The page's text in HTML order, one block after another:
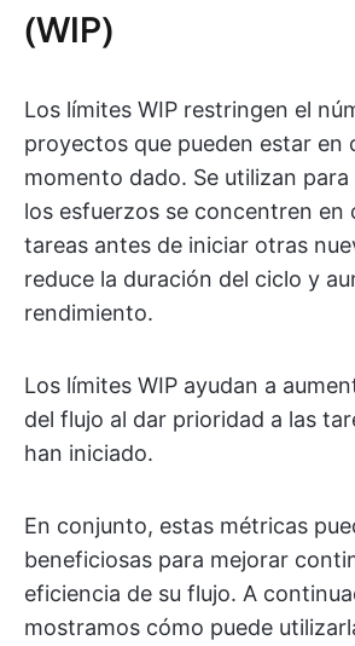
(WIP)
Los límites WIP restringen el
proyectos que pueden estar en
momento dado. Se utilizan
los esfuerzos se concentren en
tareas antes de iniciar otras
reduce la duración del ciclo y
rendimiento.
Los límites WIP ayudan a
del flujo al dar prioridad a las
han iniciado.
En conjunto, estas métricas
beneficiosas para mejorar
eficiencia de su flujo. A
mostramos cómo puede